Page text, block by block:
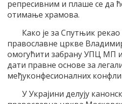
репресивним и плаше се да
отимање храмова.
Како је за Спутњик
православне цркве
омогућити забрану УПЦ МП
дати правне основе за
међуконфесионалних
У Украјини делују